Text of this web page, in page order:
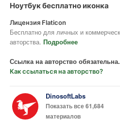
Ноутбук бесплатно иконка
Лицензия Flaticon
Бесплатно для личных и
авторства. Подробнее
Ссылка на авторство обязательна.
Как ссылаться на авторство?
DinosoftLabs
Показать все 61,684
материалов